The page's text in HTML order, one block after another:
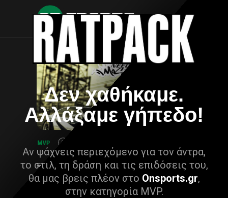
Δεν χαθήκαμε.
Αλλάξαμε γήπεδο!
Αν ψάχνεις περιεχόμενο για τον άντρα,
το στιλ, τη δράση και τις επιδόσεις του,
θα μας βρεις πλέον στο Onsports.gr,
στην κατηγορία MVP.